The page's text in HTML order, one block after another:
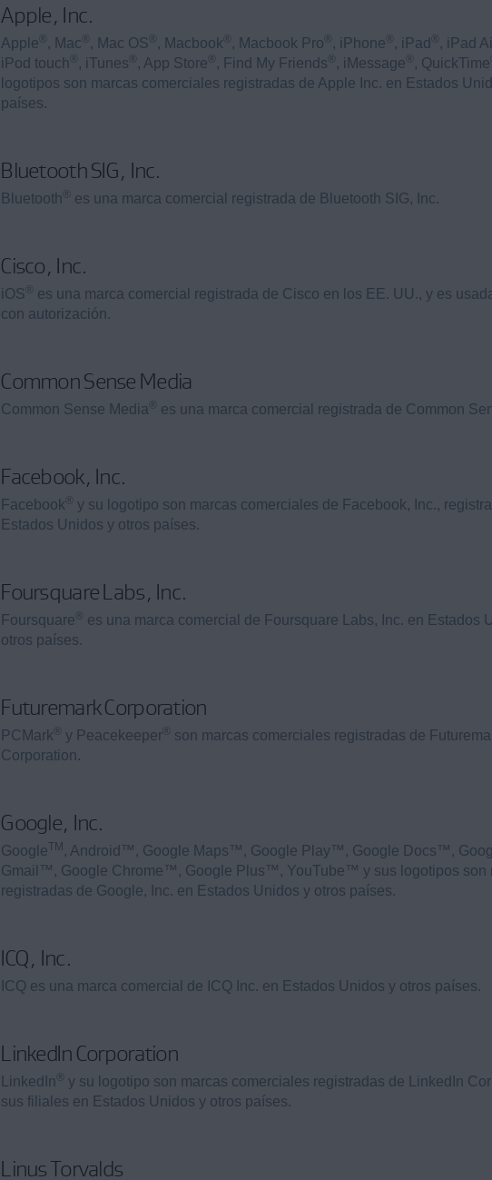
Apple, Inc.
Apple ® , Mac ® , Mac OS ® , Macbook ® , Macbook Pro ® , iPhone ® , iPad ® , iPad
iPod touch ® , iTunes ® , App Store ® , Find My Friends ® , iMessage ® , QuickTime
logotipos son marcas comerciales registradas de Apple Inc. en Estados
países.
Bluetooth SIG, Inc.
Bluetooth ® es una marca comercial registrada de Bluetooth SIG, Inc.
Cisco, Inc.
iOS ®
es una marca comercial registrada de Cisco en los EE. UU., y es
con autorización.
Common Sense Media
Common Sense Media ® es una marca comercial registrada de Common
Facebook, Inc.
Facebook ® y su logotipo son marcas comerciales de Facebook, Inc.,
Estados Unidos y otros países.
Foursquare Labs, Inc.
Foursquare ®
es una marca comercial de Foursquare Labs, Inc. en Estados
otros países.
Futuremark Corporation
PCMark ® y Peacekeeper ®
son marcas comerciales registradas de
Corporation.
Google, Inc.
GoogleTM , Android™, Google Maps™, Google Play™, Google Docs™,
Gmail™, Google Chrome™, Google Plus™, YouTube™ y sus logotipos son
registradas de Google, Inc. en Estados Unidos y otros países.
ICQ, Inc.
ICQ es una marca comercial de ICQ Inc. en Estados Unidos y otros países.
LinkedIn Corporation
LinkedIn ® y su logotipo son marcas comerciales registradas de LinkedIn
sus filiales en Estados Unidos y otros países.
Linus Torvalds